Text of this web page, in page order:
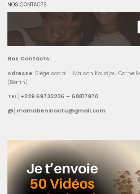
NOS CONTACTS
Nos Contacts:
Adresse: Siège social – Maison Koudjou
(Bénin).
TEL│+229 69732236 – 68817970
@│mamabeninactu@gmail.com